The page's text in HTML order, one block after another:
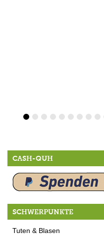
CASH-QUH
SCHWERPUNKTE
Tuten & Blasen